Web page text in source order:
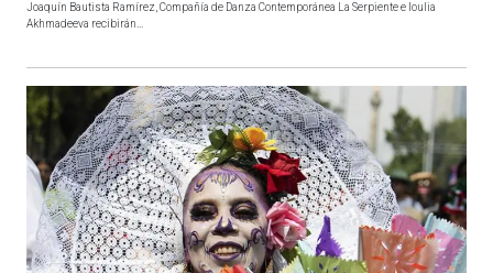
Joaquín Bautista Ramírez, Compañía de Danza Contemporánea La Serpiente e Ioulia
Akhmadeeva recibirán...